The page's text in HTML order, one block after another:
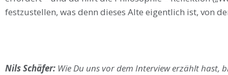
festzustellen, was denn dieses Alte eigentlich ist, von
Nils Schäfer: Wie Du uns vor dem Interview erzählt hast,